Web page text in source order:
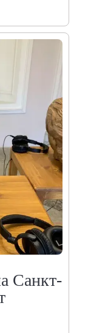
Санкт-